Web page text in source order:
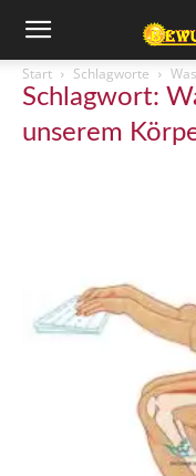
Start Schlagworte
Schlagwort:
unserem